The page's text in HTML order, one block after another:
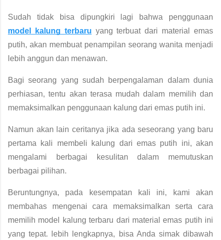
model kalung terbaru yang terbuat dari material emas
putih, akan membuat penampilan seorang wanita menjadi
lebih anggun dan menawan.
Bagi seorang yang sudah berpengalaman dalam dunia
perhiasan, tentu akan terasa mudah dalam memilih dan
memaksimalkan penggunaan kalung dari emas putih ini.
Namun akan lain ceritanya jika ada seseorang yang baru
pertama kali membeli kalung dari emas putih ini, akan
mengalami berbagai kesulitan dalam memutuskan
berbagai pilihan.
Beruntungnya, pada kesempatan kali ini, kami akan
membahas mengenai cara memaksimalkan serta cara
memilih model kalung terbaru dari material emas putih ini
yang tepat. lebih lengkapnya, bisa Anda simak dibawah